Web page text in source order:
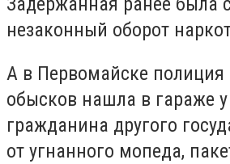
незаконный оборот
А в Первомайске полиция
обысков нашла в гараже у
гражданина другого
от угнанного мопеда,